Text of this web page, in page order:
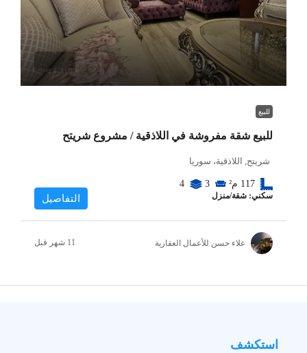
للبيع
للبيع شقة مفروشة في اللاذقية / مشروع شريتح
شريتح, اللاذقية، سوريا
117 م² 3
4
سكني: شقة/منزل التفاصيل
علاء حسن للأعمال العقارية
استكشف